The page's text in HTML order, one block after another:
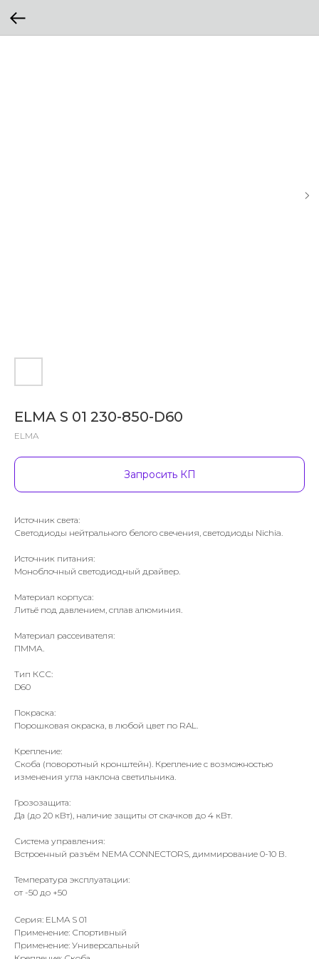
ELMA S 01 230-850-D60
ELMA
Запросить КП
Источник света:
Светодиоды нейтрального белого свечения, светодиоды Nichia.
Источник питания:
Моноблочный светодиодный драйвер.
Материал корпуса:
Литьё под давлением, сплав алюминия.
Материал рассеивателя:
ПММА.
Тип КСС:
D60
Покраска:
Порошковая окраска, в любой цвет по RAL.
Крепление:
Скоба (поворотный кронштейн). Крепление с возможностью
изменения угла наклона светильника.
Грозозащита:
Да (до 20 кВт), наличие защиты от скачков до 4 кВт.
Система управления:
Встроенный разъём NEMA CONNECTORS, диммирование 0-10 В.
Температура эксплуатации:
от -50 до +50
Серия: ELMA S 01
Применение: Спортивный
Применение: Универсальный